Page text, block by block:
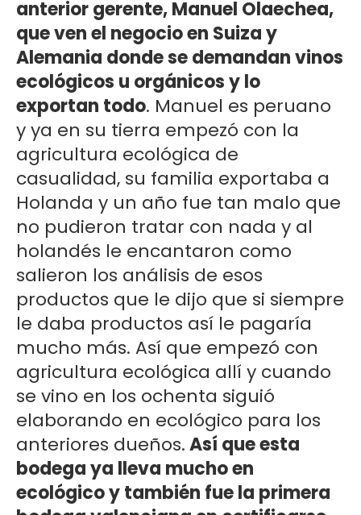
anterior gerente, Manuel Olaechea,
que ven el negocio en Suiza y
Alemania donde se demandan vinos
ecológicos u orgánicos y lo
exportan todo. Manuel es peruano
y ya en su tierra empezó con la
agricultura ecológica de
casualidad, su familia exportaba a
Holanda y un año fue tan malo que
no pudieron tratar con nada y al
holandés le encantaron como
salieron los análisis de esos
productos que le dijo que si siempre
le daba productos así le pagaría
mucho más. Así que empezó con
agricultura ecológica allí y cuando
se vino en los ochenta siguió
elaborando en ecológico para los
anteriores dueños.Así que esta
bodega ya lleva mucho en
ecológico y también fue la primera